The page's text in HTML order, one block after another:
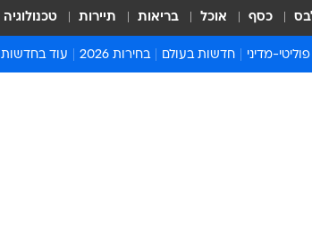
כסף אוכל בריאות תיירות טכנולוגיה
פוליטי-מדיני חדשות בעולם בחירות 2026 עוד בחדשות